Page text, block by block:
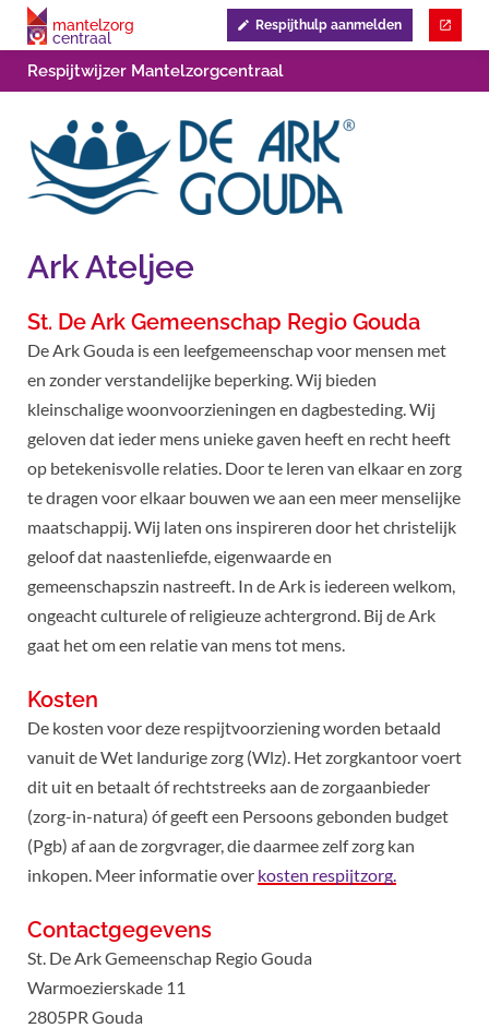
mantelzorg
centraal
Respijthulp aanmelden
Respijtwijzer Mantelzorgcentraal
Ark Ateljee
St. De Ark Gemeenschap Regio Gouda
De Ark Gouda is een leefgemeenschap voor mensen met
en zonder verstandelijke beperking. Wij bieden
kleinschalige woonvoorzieningen en dagbesteding. Wij
geloven dat ieder mens unieke gaven heeft en recht heeft
op betekenisvolle relaties. Door te leren van elkaar en zorg
te dragen voor elkaar bouwen we aan een meer menselijke
maatschappij. Wij laten ons inspireren door het christelijk
geloof dat naastenliefde, eigenwaarde en
gemeenschapszin nastreeft. In de Ark is iedereen welkom,
ongeacht culturele of religieuze achtergrond. Bij de Ark
gaat het om een relatie van mens tot mens.
Kosten
De kosten voor deze respijtvoorziening worden betaald
vanuit de Wet landurige zorg (Wlz). Het zorgkantoor voert
dit uit en betaalt óf rechtstreeks aan de zorgaanbieder
(zorg-in-natura) óf geeft een Persoons gebonden budget
(Pgb) af aan de zorgvrager, die daarmee zelf zorg kan
inkopen. Meer informatie over kosten respijtzorg.
Contactgegevens
St. De Ark Gemeenschap Regio Gouda
Warmoezierskade 11
2805PR Gouda